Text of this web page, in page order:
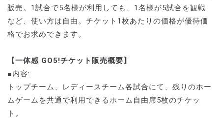
販売。1試合で5名様が利用しても、1名様が5試合を観戦
など、使い方は自由。チケット1枚あたりの価格が優待価
格でお求めできます。
【一体感 GO5!チケット販売概要】
■内容:
トップチーム、レディースチーム各試合にて、残りのホー
ムゲームを共通で利用できるホーム自由席5枚のチケッ
ト。